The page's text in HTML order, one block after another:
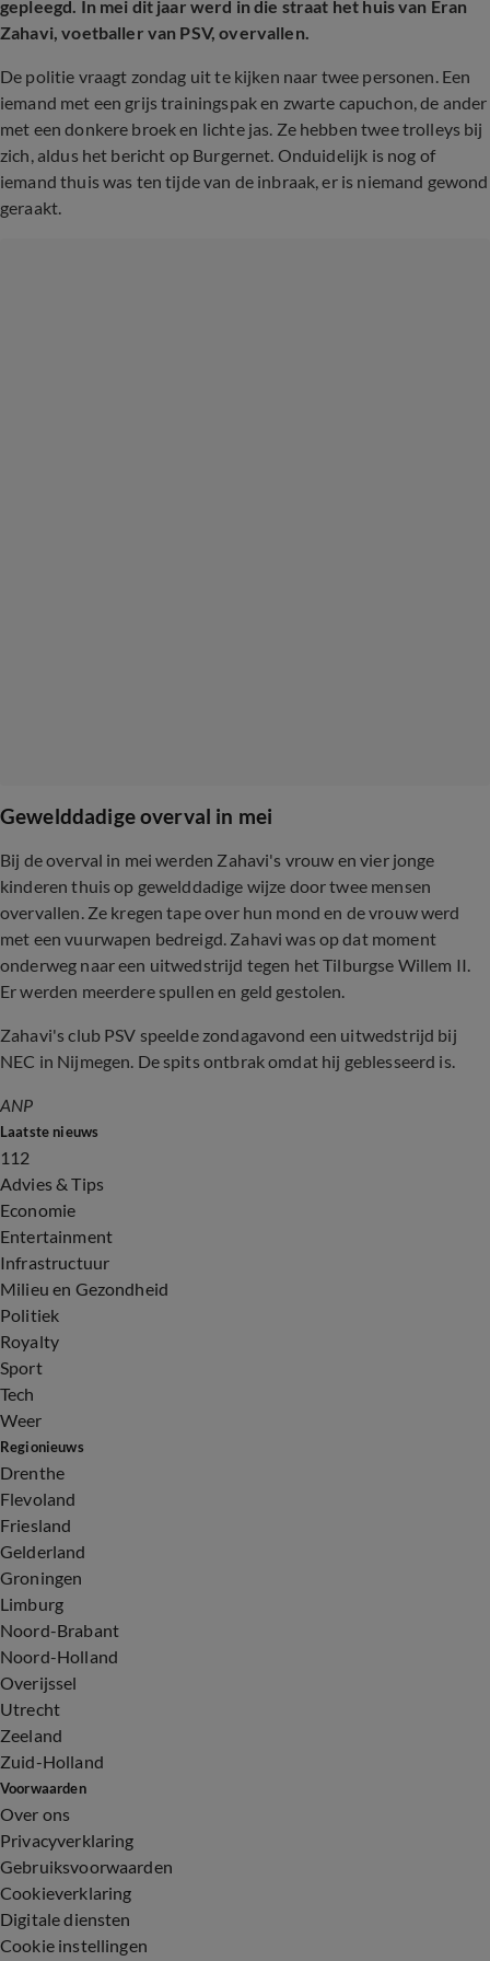
gepleegd. In mei dit jaar werd in die straat het huis van Eran
Zahavi, voetballer van PSV, overvallen.
De politie vraagt zondag uit te kijken naar twee personen. Een
iemand met een grijs trainingspak en zwarte capuchon, de ander
met een donkere broek en lichte jas. Ze hebben twee trolleys bij
zich, aldus het bericht op Burgernet. Onduidelijk is nog of
iemand thuis was ten tijde van de inbraak, er is niemand gewond
geraakt.
Gewelddadige overval in mei
Bij de overval in mei werden Zahavi's vrouw en vier jonge
kinderen thuis op gewelddadige wijze door twee mensen
overvallen. Ze kregen tape over hun mond en de vrouw werd
met een vuurwapen bedreigd. Zahavi was op dat moment
onderweg naar een uitwedstrijd tegen het Tilburgse Willem II.
Er werden meerdere spullen en geld gestolen.
Zahavi's club PSV speelde zondagavond een uitwedstrijd bij
NEC in Nijmegen. De spits ontbrak omdat hij geblesseerd is.
ANP
Laatste nieuws
112
Advies & Tips
Economie
Entertainment
Infrastructuur
Milieu en Gezondheid
Politiek
Royalty
Sport
Tech
Weer
Regionieuws
Drenthe
Flevoland
Friesland
Gelderland
Groningen
Limburg
Noord-Brabant
Noord-Holland
Overijssel
Utrecht
Zeeland
Zuid-Holland
Voorwaarden
Over ons
Privacyverklaring
Gebruiksvoorwaarden
Cookieverklaring
Digitale diensten
Cookie instellingen